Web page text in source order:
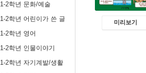
1-2학년 문화/예술
1-2학년 어린이가 쓴 글
1-2학년 영어
1-2학년 인물이야기
1-2학년 자기계발/생활
미리보기